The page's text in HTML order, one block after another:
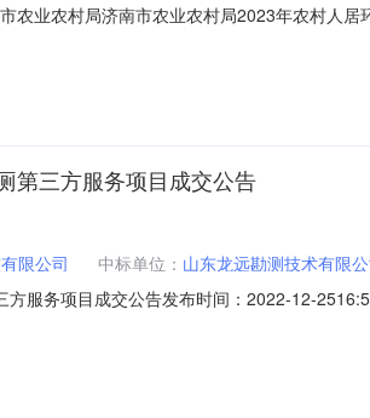
业农村局济南市农业农村局2023年农村人
三、项目编号：
第三方服务项目成交公告
限公司 中标单位： 山东龙远勘测技术有限
服务项目成交公告发布时间：2022-12-
五、公告发布日期：2022-12-07六